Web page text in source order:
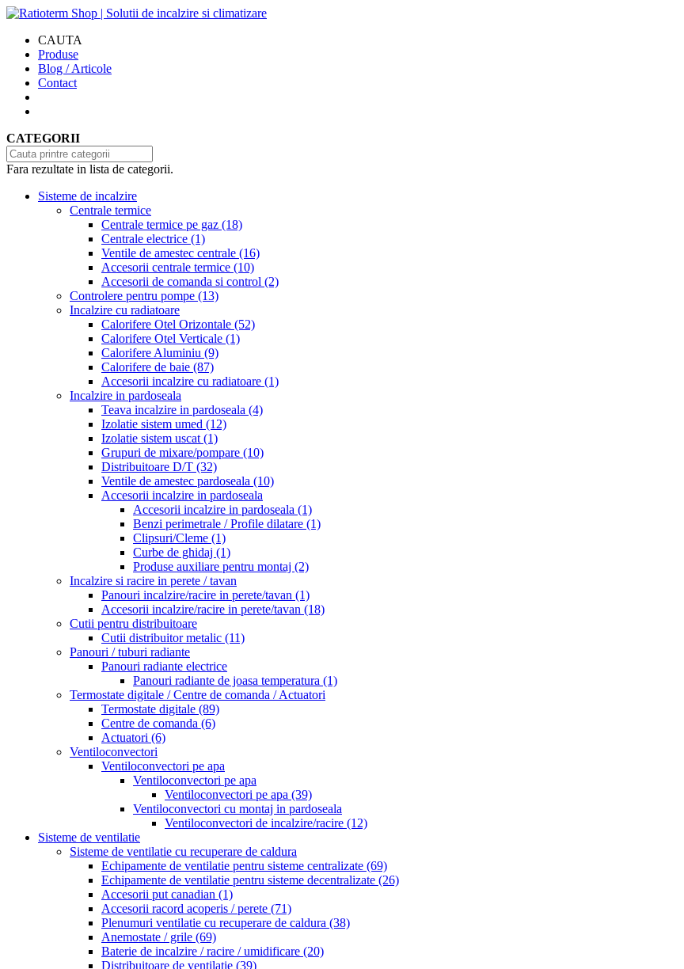
CAUTA
Produse
Blog / Articole
Contact
CATEGORII
Fara rezultate in lista de categorii.
Sisteme de incalzire
Centrale termice
Centrale termice pe gaz (18)
Centrale electrice (1)
Ventile de amestec centrale (16)
Accesorii centrale termice (10)
Accesorii de comanda si control (2)
Controlere pentru pompe (13)
Incalzire cu radiatoare
Calorifere Otel Orizontale (52)
Calorifere Otel Verticale (1)
Calorifere Aluminiu (9)
Calorifere de baie (87)
Accesorii incalzire cu radiatoare (1)
Incalzire in pardoseala
Teava incalzire in pardoseala (4)
Izolatie sistem umed (12)
Izolatie sistem uscat (1)
Grupuri de mixare/pompare (10)
Distribuitoare D/T (32)
Ventile de amestec pardoseala (10)
Accesorii incalzire in pardoseala
Accesorii incalzire in pardoseala (1)
Benzi perimetrale / Profile dilatare (1)
Clipsuri/Cleme (1)
Curbe de ghidaj (1)
Produse auxiliare pentru montaj (2)
Incalzire si racire in perete / tavan
Panouri incalzire/racire in perete/tavan (1)
Accesorii incalzire/racire in perete/tavan (18)
Cutii pentru distribuitoare
Cutii distribuitor metalic (11)
Panouri / tuburi radiante
Panouri radiante electrice
Panouri radiante de joasa temperatura (1)
Termostate digitale / Centre de comanda / Actuatori
Termostate digitale (89)
Centre de comanda (6)
Actuatori (6)
Ventiloconvectori
Ventiloconvectori pe apa
Ventiloconvectori pe apa
Ventiloconvectori pe apa (39)
Ventiloconvectori cu montaj in pardoseala
Ventiloconvectori de incalzire/racire (12)
Sisteme de ventilatie
Sisteme de ventilatie cu recuperare de caldura
Echipamente de ventilatie pentru sisteme centralizate (69)
Echipamente de ventilatie pentru sisteme decentralizate (26)
Accesorii put canadian (1)
Accesorii racord acoperis / perete (71)
Plenumuri ventilatie cu recuperare de caldura (38)
Anemostate / grile (69)
Baterie de incalzire / racire / umidificare (20)
Distribuitoare de ventilatie (39)